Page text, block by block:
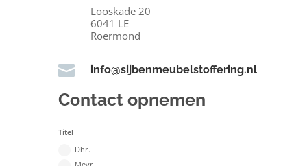
Looskade 20
6041 LE
Roermond
 info@sijbenmeubelstoffering.nl
Contact opnemen
Titel
Dhr.